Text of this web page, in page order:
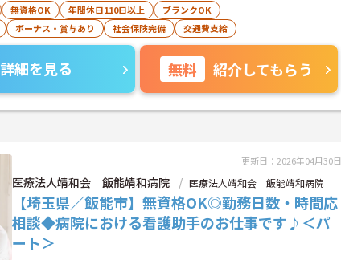
無資格OK 年間休日110日以上
ブランクOK
ボーナス・賞与あり 社会保険完備 交通費支給
詳細を見る 無料 紹介してもらう
更新日：2026年04月30日
医療法人靖和会 飯能靖和病院 医療法人靖和会 飯能靖和病院
【埼玉県／飯能市】無資格OK◎勤務日数・時間応
相談◆病院における看護助手のお仕事です♪＜パ
ート＞